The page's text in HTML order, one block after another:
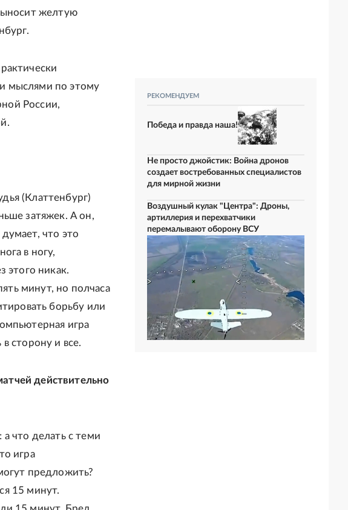
желтую
мыслями по этому
России,
(Клаттенбург)
затяжек. А он,
что это
в ногу,
этого никак.
минут, но полчаса
борьбу или
игра
сторону и все.
действительно
что делать с теми
игра
предложить?
15 минут.
РЕКОМЕНДУЕМ
Победа и правда наша!
Не просто джойстик: Война дронов
создает востребованных специалистов
для мирной жизни
Воздушный кулак "Центра": Дроны,
артиллерия и перехватчики
перемалывают оборону ВСУ